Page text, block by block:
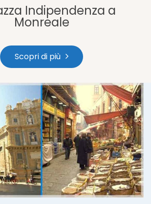
Indipendenza a
Monreale
Scopri di più